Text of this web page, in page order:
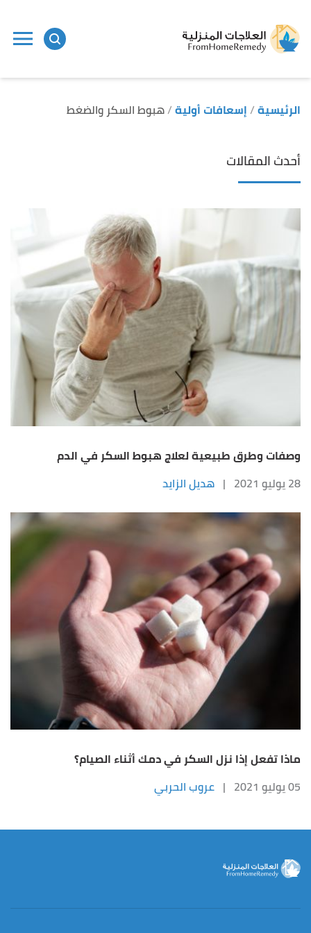
الرئيسية إسعافات أولية هبوط السكر والضغط
أحدث المقالات
وصفات وطرق طبيعية لعلاج هبوط السكر في الدم
28 يوليو 2021
| هديل الزايد
ماذا تفعل إذا نزل السكر في دمك أثناء الصيام؟
05 يوليو 2021
| عروب الحربي